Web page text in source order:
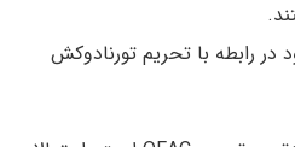
رابطه با تحریم تورنادوکش